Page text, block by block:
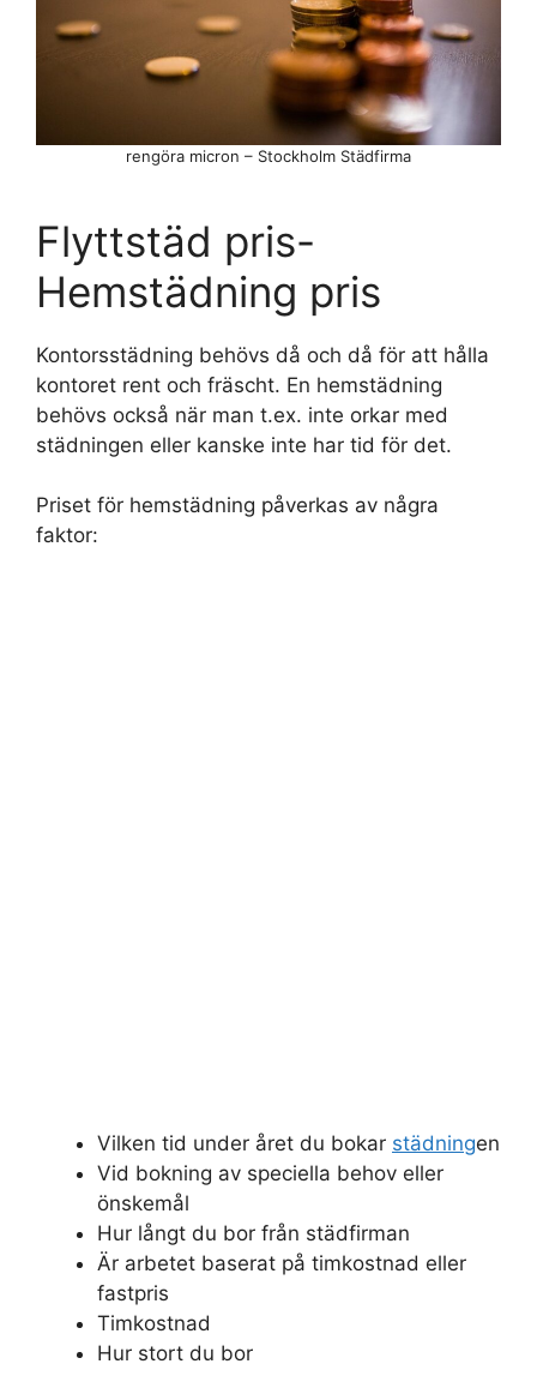
rengöra micron – Stockholm Städfirma
Flyttstäd pris-
Hemstädning pris
Kontorsstädning behövs då och då för att hålla
kontoret rent och fräscht. En hemstädning
behövs också när man t.ex. inte orkar med
städningen eller kanske inte har tid för det.
Priset för hemstädning påverkas av några
faktor:
Vilken tid under året du bokar städningen
Vid bokning av speciella behov eller
önskemål
Hur långt du bor från städfirman
Är arbetet baserat på timkostnad eller
fastpris
Timkostnad
Hur stort du bor